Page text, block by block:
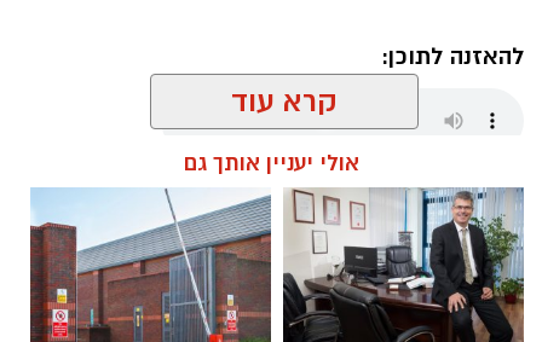
להאזנה לתוכן:
מנהל האתר / 06:00 08.08.26
קרא עוד
אולי יעניין אותך גם